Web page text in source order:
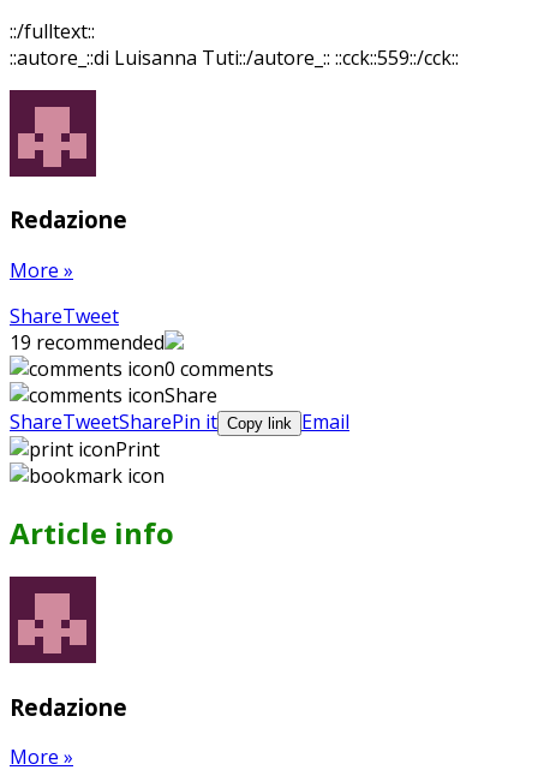
::/fulltext::
::autore_::di Luisanna Tuti::/autore_:: ::cck::559::/cck::
Redazione
More »
ShareTweetShare
on
Google+
Pin
on
Pinterest
Send
with
WhatsApp
19 recommended
0 comments
Share
ShareTweetSharePin it Copy link Email
Print
Article info
Redazione
More »